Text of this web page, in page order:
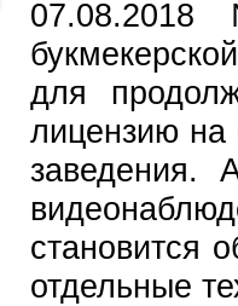
для
лицензию на
заведения.
становится
отдельные